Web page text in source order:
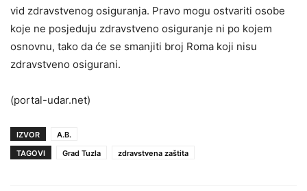
vid zdravstvenog osiguranja. Pravo mogu ostvariti osobe
koje ne posjeduju zdravstveno osiguranje ni po kojem
osnovnu, tako da će se smanjiti broj Roma koji nisu
zdravstveno osigurani.
(portal-udar.net)
IZVOR
A.B.
TAGOVI
Grad Tuzla zdravstvena zaštita